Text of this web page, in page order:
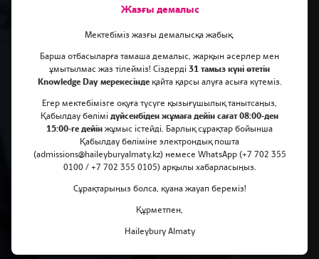
Асанәлі Әшімовпен қазақ
мәдениетіне және кино
әлеміне шолу!
Жазғы демалыс
Мектебіміз жазғы демалысқа жабық.
Барша отбасыларға тамаша демалыс, жарқын әсерлер мен
ұмытылмас жаз тілейміз! Сіздерді 31 тамыз күні өтетін
Knowledge Day мерекесіндеқайта қарсы алуға асыға күтеміз.
Егер мектебімізге оқуға түсуге қызығушылық танытсаңыз,
Қабылдау бөлімі дүйсенбіден жұмаға дейін сағат 08:00-ден
15:00-ге дейін жұмыс істейді. Барлық сұрақтар бойынша
Қабылдау бөліміне электрондық пошта
(admissions@haileyburyalmaty.kz) немесе WhatsApp (+7 702 355
0100 / +7 702 355 0105) арқылы хабарласыңыз.
Сұрақтарыңыз болса, қуана жауап береміз!
Құрметпен,
Haileybury Almaty